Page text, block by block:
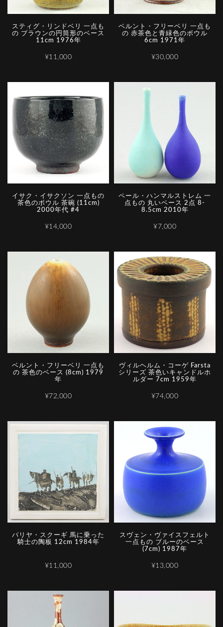
スティグ・リンドベリ 一点も
の ブラウンの円筒形のベース
11cm 1976年
¥11,000
ベルント・フリーベリ 一点も
の 赤茶色と青緑色のボウル
6cm 1971年
¥30,000
イサク・イサクソン 一点もの
茶色のボウル 茶碗 (11cm)
2000年代 #4
¥14,000
ペール・ハンマルストレム 一
点もの 丸いベース 2点 8-
8.5cm 2010年
¥7,000
ベルント・フリーベリ 一点も
の 茶色のベース (8cm) 1979
年
¥72,000
ヴィルヘルム・コーゲ Farsta
シリーズ 茶色いキャンドルホ
ルダー 7cm 1959年
¥74,000
バリヤ・スクーギ 馬に乗った
騎士の陶板 12cm 1984年
¥11,000
スヴェン・ヴァイスフェルト
一点もの ブルーのベース
(7cm) 1987年
¥13,000